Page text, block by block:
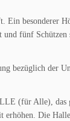
Ein
fünf
bezüglich
(für Alle),
Die